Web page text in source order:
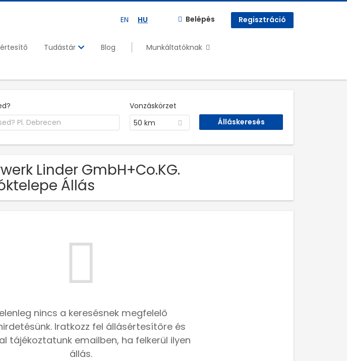
EN HU Belépés Regisztráció
Tudástár Blog
Munkáltatóknak
Vonzáskörzet
50 km
Linder GmbH+Co.KG.
Állás
nincs a keresésnek megfelelő
Iratkozz fel állásértesítőre és
tájékoztatunk emailben, ha felkerül ilyen
állás.